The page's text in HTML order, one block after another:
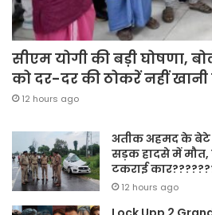
सीएम योगी की बड़ी घोषणा,
को दर-दर की ठोकरें नहीं खानी
12 hours ago
अतीक अहमद के
सड़क हादसे में मौत,
टकराई
12 hours ago